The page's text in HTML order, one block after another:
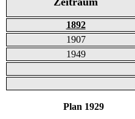
1892
1907
1949
Plan 1929